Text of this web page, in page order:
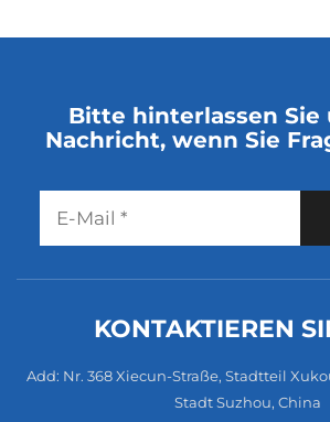
Bitte hinterlassen Sie
Nachricht, wenn Sie
KONTAKTIEREN
Add: Nr. 368 Xiecun-Straße, Stadtteil
Stadt Suzhou, China